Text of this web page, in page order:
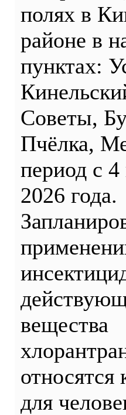
полях в
районе в
пунктах:
Советы,
Пчёлка,
период с 4
2026 года.
вещества
относятся
для